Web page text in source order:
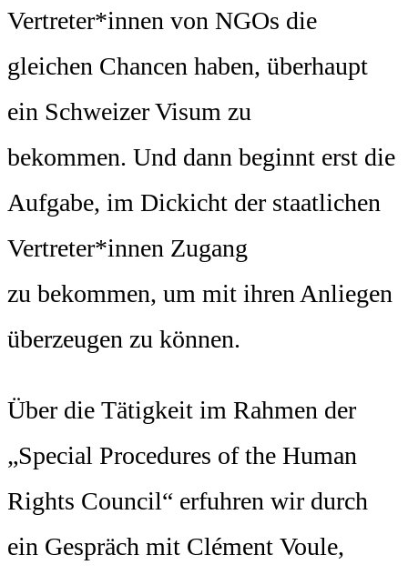
Vertreter*innen von NGOs die
gleichen Chancen haben, überhaupt
ein Schweizer Visum zu
bekommen. Und dann beginnt erst die
Aufgabe, im Dickicht der staatlichen
Vertreter*innen Zugang
zu bekommen, um mit ihren Anliegen
überzeugen zu können.
Über die Tätigkeit im Rahmen der
„Special Procedures of the Human
Rights Council“ erfuhren wir durch
ein Gespräch mit Clément Voule,